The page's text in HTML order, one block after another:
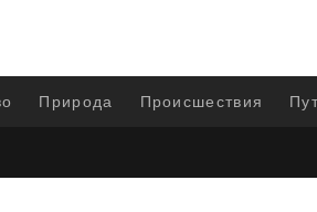
Природа Происшествия